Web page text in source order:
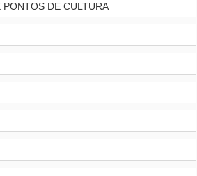
DE CULTURA